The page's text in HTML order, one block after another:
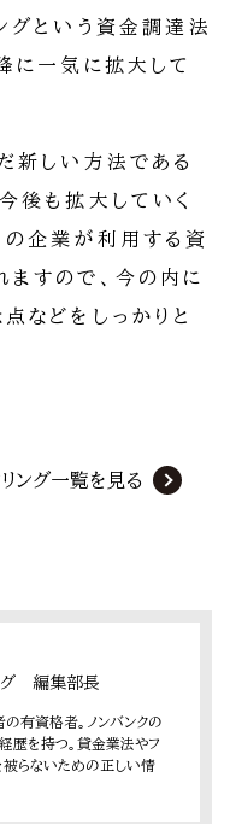
グという資金調達法
一気に拡大して
新しい方法である
後も拡大していく
の企業が利用する資
ますので、今の内に
などをしっかりと
リング一覧を見る
グ 編集部長
有資格者。ノンバンクの
歴を持つ。貸金業法やフ
被らないための正しい情